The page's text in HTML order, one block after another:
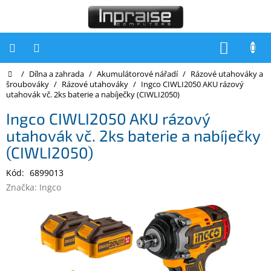
Počítače
Počítače
Notebooky
Tiskárny
Oblíbené
Domů
/ Dílna a zahrada / Akumulátorové nářadí / Rázové utahováky a
šroubováky / Rázové utahováky / Ingco CIWLI2050 AKU rázový
utahovák vč. 2ks baterie a nabíječky (CIWLI2050)
Ingco CIWLI2050 AKU rázový
utahovák vč. 2ks baterie a nabíječky
(CIWLI2050)
Kód: 6899013
Značka: Ingco